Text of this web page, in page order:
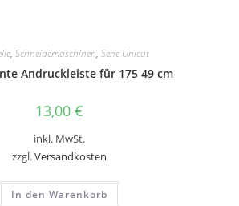
, Schneidemaschinen, Serie Unicut
Andruckleiste für 175 49 cm
13,00 €
inkl. MwSt.
zzgl.Versandkosten
In den Warenkorb